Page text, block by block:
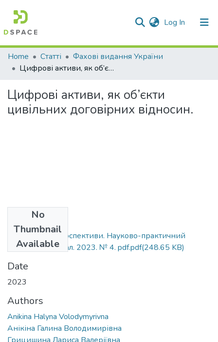
Log In (current)
Communities & Collections
All of DSpace
Statistics
Home Статті
Фахові видання України
Цифрові активи, як об’єкти цивільних договірних відносин.
Цифрові активи, як об’єкти
цивільних договірних відносин.
No
Thumbnail
Available
Європейські перспективи. Науково-практичний
правовий журнал. 2023. № 4. pdf.pdf(248.65 KB)
Date
2023
Authors
Anikina Halyna Volodymyrivna
Анікіна Галина Володимирівна